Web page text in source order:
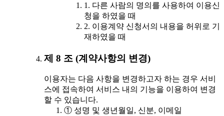
1. 다른 사람의 명의를 사용하여 이용신
청을 하였을 때
2. 이용계약 신청서의 내용을 허위로 기
재하였을 때
제 8 조 (계약사항의 변경)
이용자는 다음 사항을 변경하고자 하는 경우 서비
스에 접속하여 서비스 내의 기능을 이용하여 변경
할 수 있습니다.
① 성명 및 생년월일, 신분, 이메일